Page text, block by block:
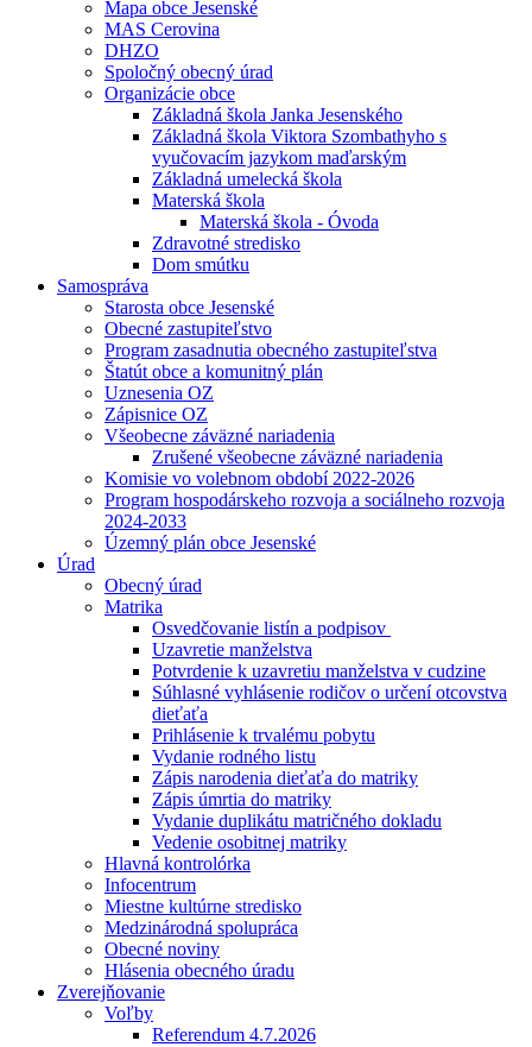
Mapa obce Jesenské
MAS Cerovina
DHZO
Spoločný obecný úrad
Organizácie obce
Základná škola Janka Jesenského
Základná škola Viktora Szombathyho s
vyučovacím jazykom maďarským
Základná umelecká škola
Materská škola
Materská škola - Óvoda
Zdravotné stredisko
Dom smútku
Samospráva
Starosta obce Jesenské
Obecné zastupiteľstvo
Program zasadnutia obecného zastupiteľstva
Štatút obce a komunitný plán
Uznesenia OZ
Zápisnice OZ
Všeobecne záväzné nariadenia
Zrušené všeobecne záväzné nariadenia
Komisie vo volebnom období 2022-2026
Program hospodárskeho rozvoja a sociálneho rozvoja
2024-2033
Územný plán obce Jesenské
Úrad
Obecný úrad
Matrika
Osvedčovanie listín a podpisov
Uzavretie manželstva
Potvrdenie k uzavretiu manželstva v cudzine
Súhlasné vyhlásenie rodičov o určení otcovstva
dieťaťa
Prihlásenie k trvalému pobytu
Vydanie rodného listu
Zápis narodenia dieťaťa do matriky
Zápis úmrtia do matriky
Vydanie duplikátu matričného dokladu
Vedenie osobitnej matriky
Hlavná kontrolórka
Infocentrum
Miestne kultúrne stredisko
Medzinárodná spolupráca
Obecné noviny
Hlásenia obecného úradu
Zverejňovanie
Voľby
Referendum 4.7.2026